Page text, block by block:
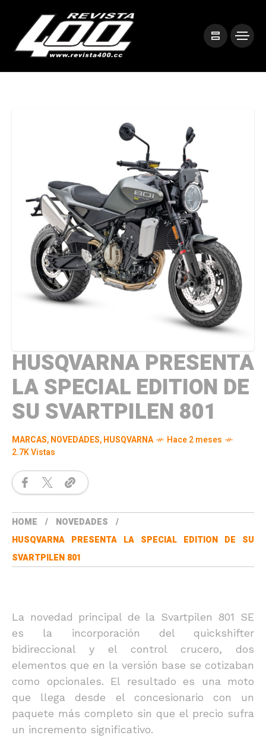
HUSQVARNA PRESENTA
LA SPECIAL EDITION DE
SU SVARTPILEN 801
MARCAS,NOVEDADES,HUSQVARNA
Hace 2 meses
2.7K Vistas
HOME
NOVEDADES
HUSQVARNA PRESENTA LA SPECIAL EDITION DE SU
SVARTPILEN 801
La novedad principal de la Svartpilen 801 SE
es la incorporación del quickshifter
bidireccional y el control crucero, dos
elementos que en la versión base se cotizaban
como opcionales. El resultado es una moto
que llega desde el concesionario con un
paquete más completo sin que el precio sufra
un incremento significativo.